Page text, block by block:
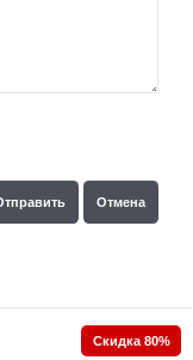
Скидка 80%